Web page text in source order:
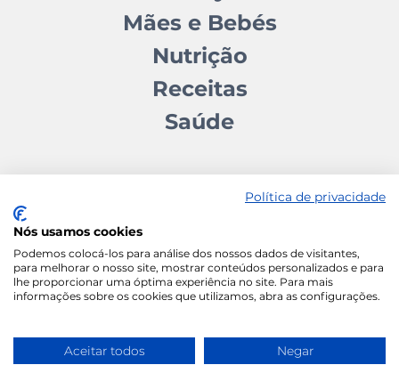
Mães e Bebés
Nutrição
Receitas
Saúde
Contactos Quem somos Autores
Estatuto Editorial
Ficha Técnica
Manifesto
Política de Privacidade
Política de privacidade
Nós usamos cookies
Podemos colocá-los para análise dos nossos dados de visitantes,
para melhorar o nosso site, mostrar conteúdos personalizados e para
lhe proporcionar uma óptima experiência no site. Para mais
informações sobre os cookies que utilizamos, abra as configurações.
Aceitar todos Negar